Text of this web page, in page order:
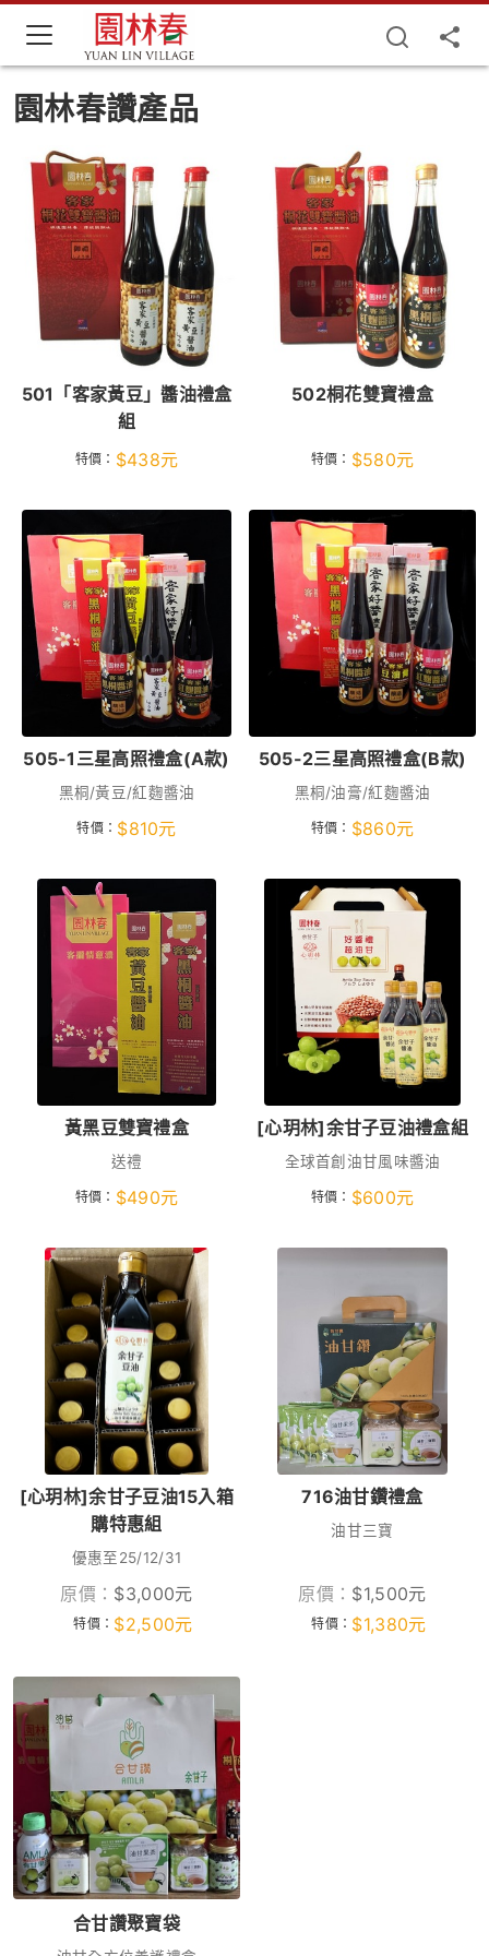
園林春讚產品
501「客家黃豆」醬油禮盒
組
特價： $438元
502桐花雙寶禮盒
特價： $580元
505-1三星高照禮盒(A款)
黑桐/黃豆/紅麴醬油
特價： $810元
505-2三星高照禮盒(B款)
黑桐/油膏/紅麴醬油
特價： $860元
黃黑豆雙寶禮盒
送禮
特價： $490元
[心玥林]余甘子豆油禮盒組
全球首創油甘風味醬油
特價： $600元
[心玥林]余甘子豆油15入箱
購特惠組
優惠至25/12/31
原價： $3,000元
特價： $2,500元
716油甘鑽禮盒
油甘三寶
原價： $1,500元
特價： $1,380元
合甘讚聚寶袋